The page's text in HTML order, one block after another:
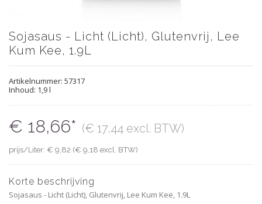
Sojasaus - Licht (Licht), Glutenvrij, Lee
Kum Kee, 1.9L
Artikelnummer: 57317
Inhoud: 1,9 l
€ 18,66* (€ 17,44 excl. BTW)
prijs/Liter: € 9,82 (€ 9,18 excl. BTW)
Korte beschrijving
Sojasaus - Licht (Licht), Glutenvrij, Lee Kum Kee, 1.9L